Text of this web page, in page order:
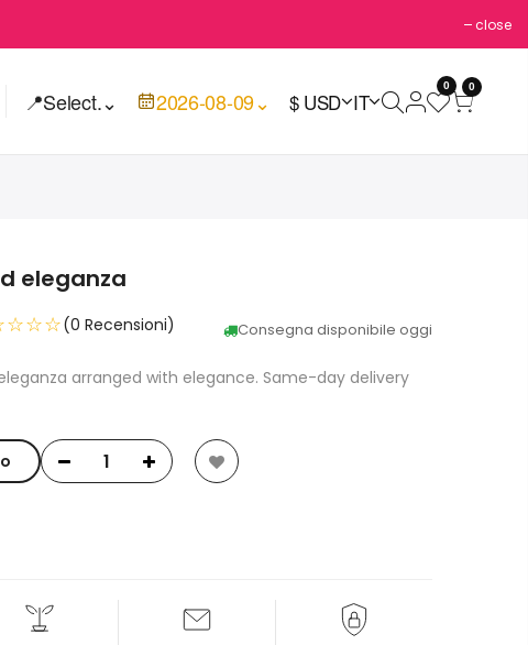
close
📍Select.⌄ 2026-08-09⌄ $ USD IT
0 0
eleganza
Consegna disponibile oggi
(0 Recensioni)
eleganza arranged with elegance. Same-day delivery